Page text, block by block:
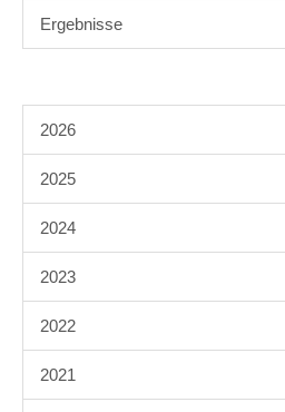
Ergebnisse
2026
2025
2024
2023
2022
2021